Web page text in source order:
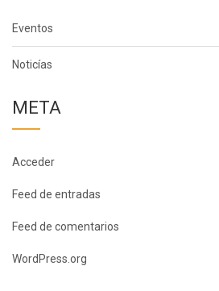
Eventos
Noticías
META
Acceder
Feed de entradas
Feed de comentarios
WordPress.org